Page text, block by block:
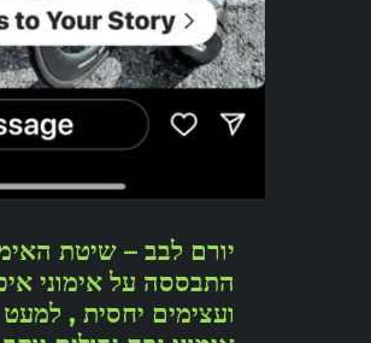
יורם לבב – שיטת
התבססה על אימוני
ועצימים יחסית ,